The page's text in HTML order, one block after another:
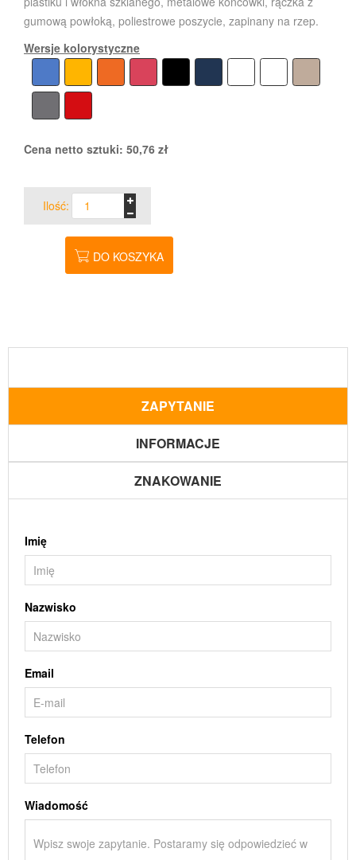
gumową powłoką, poliestrowe poszycie, zapinany na rzep.
Wersje kolorystyczne
Cena netto sztuki: 50,76 zł
Ilość:
DO KOSZYKA
ZAPYTANIE
INFORMACJE
ZNAKOWANIE
Imię
Nazwisko
Email
Telefon
Wiadomość